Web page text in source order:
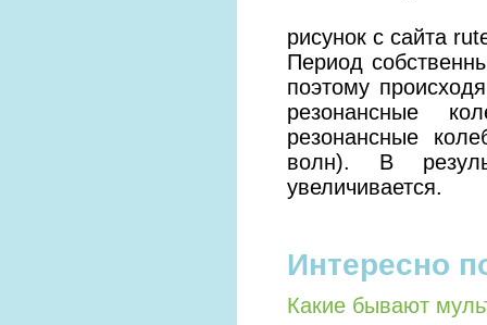
рисунок с сайта
Период
поэтому
резонансные
резонансные
волн). В
увеличивается.
Интересно
Какие бывают